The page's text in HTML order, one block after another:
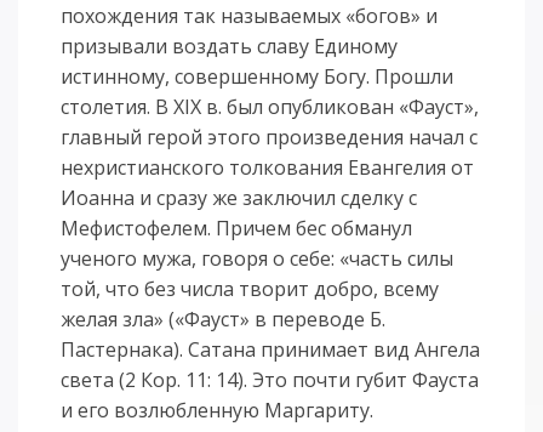
похождения так называемых «богов» и
призывали воздать славу Единому
истинному, совершенному Богу. Прошли
столетия. В XIX в. был опубликован «Фауст»,
главный герой этого произведения начал с
нехристианского толкования Евангелия от
Иоанна и сразу же заключил сделку с
Мефистофелем. Причем бес обманул
ученого мужа, говоря о себе: «часть силы
той, что без числа творит добро, всему
желая зла» («Фауст» в переводе Б.
Пастернака). Сатана принимает вид Ангела
света (2 Кор. 11: 14). Это почти губит Фауста
и его возлюбленную Маргариту.